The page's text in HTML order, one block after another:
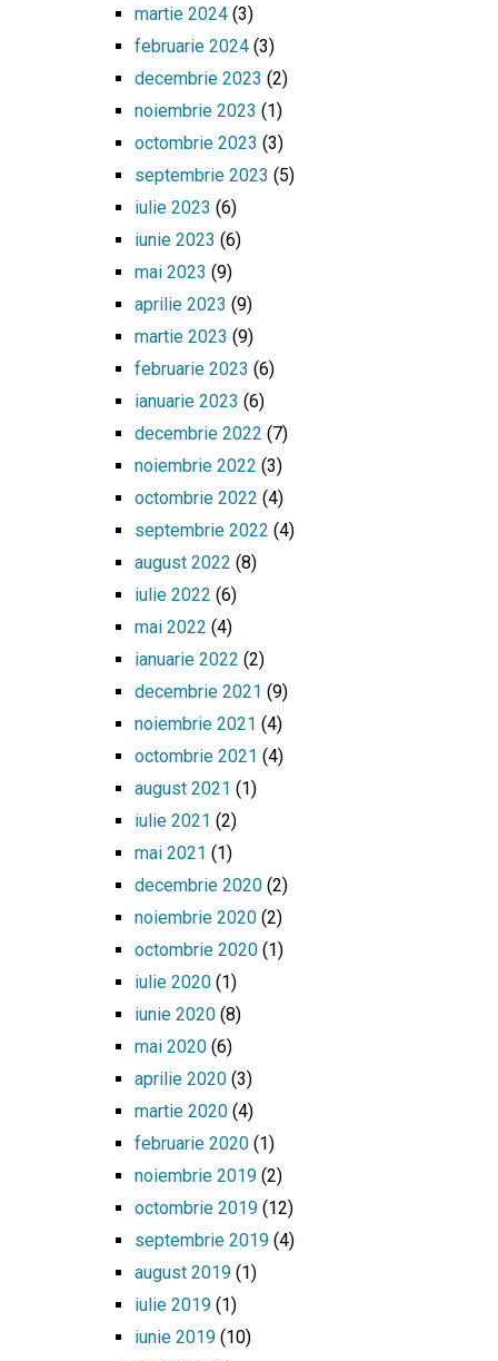
martie 2024(3)
februarie 2024(3)
decembrie 2023 (2)
noiembrie 2023 (1)
octombrie 2023 (3)
septembrie 2023 (5)
iulie 2023 (6)
iunie 2023 (6)
mai 2023 (9)
aprilie 2023 (9)
martie 2023 (9)
februarie 2023 (6)
ianuarie 2023 (6)
decembrie 2022 (7)
noiembrie 2022 (3)
octombrie 2022 (4)
septembrie 2022 (4)
august 2022 (8)
iulie 2022 (6)
mai 2022 (4)
ianuarie 2022 (2)
decembrie 2021 (9)
noiembrie 2021 (4)
octombrie 2021 (4)
august 2021 (1)
iulie 2021 (2)
mai 2021 (1)
decembrie 2020(2)
noiembrie 2020(2)
octombrie 2020(1)
iulie 2020(1)
iunie 2020(8)
mai 2020(6)
aprilie 2020(3)
martie 2020(4)
februarie 2020(1)
noiembrie 2019(2)
octombrie 2019(12)
septembrie 2019(4)
august 2019(1)
iulie 2019(1)
iunie 2019(10)